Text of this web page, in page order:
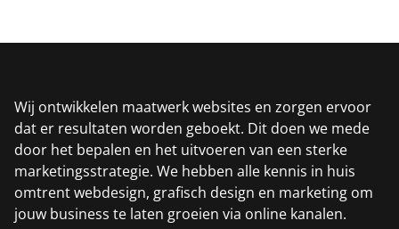
Wij ontwikkelen maatwerk websites en zorgen ervoor
dat er resultaten worden geboekt. Dit doen we mede
door het bepalen en het uitvoeren van een sterke
marketingsstrategie. We hebben alle kennis in huis
omtrent webdesign, grafisch design en marketing om
jouw business te laten groeien via online kanalen.